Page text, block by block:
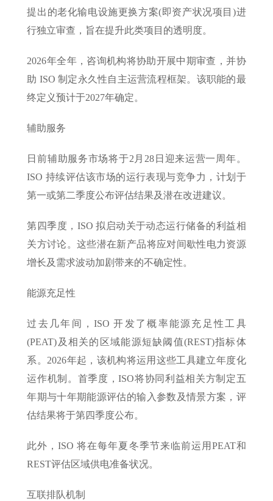
提出的老化输电设施更换方案(即资产状况项目)进
行独立审查，旨在提升此类项目的透明度。
2026年全年，咨询机构将协助开展中期审查，并协
助 ISO 制定永久性自主运营流程框架。该职能的最
终定义预计于2027年确定。
辅助服务
日前辅助服务市场将于2月28日迎来运营一周年。
ISO 持续评估该市场的运行表现与竞争力，计划于
第一或第二季度公布评估结果及潜在改进建议。
第四季度，ISO 拟启动关于动态运行储备的利益相
关方讨论。这些潜在新产品将应对间歇性电力资源
增长及需求波动加剧带来的不确定性。
能源充足性
过去几年间，ISO 开发了概率能源充足性工具
(PEAT)及相关的区域能源短缺阈值(REST)指标体
系。2026年起，该机构将运用这些工具建立年度化
运作机制。首季度，ISO将协同利益相关方制定五
年期与十年期能源评估的输入参数及情景方案，评
估结果将于第四季度公布。
此外，ISO 将在每年夏冬季节来临前运用PEAT和
REST评估区域供电准备状况。
互联排队机制